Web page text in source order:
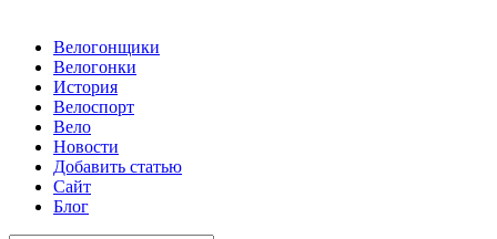
Велогонщики
Велогонки
История
Велоспорт
Вело
Новости
Добавить статью
Сайт
Блог